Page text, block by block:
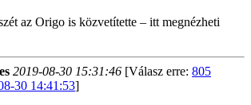
az Origo is közvetítette – itt megnézheti
2019-08-30 15:31:46 [Válasz erre: 805
30 14:41:53]